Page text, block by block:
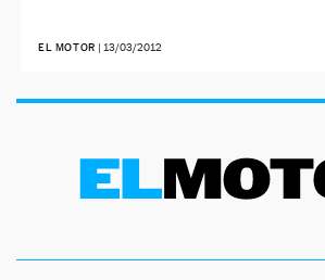
EL MOTOR | 13/03/2012